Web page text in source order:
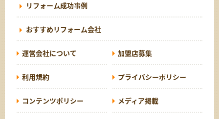
リフォーム成功事例
おすすめリフォーム会社
運営会社について 加盟店募集
利用規約 プライバシーポリシー
コンテンツポリシー メディア掲載